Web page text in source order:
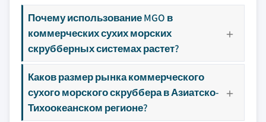
Почему использование MGO в
коммерческих сухих морских
скрубберных системах растет?
Каков размер рынка коммерческого
сухого морского скруббера в Азиатско-
Тихоокеанском регионе?